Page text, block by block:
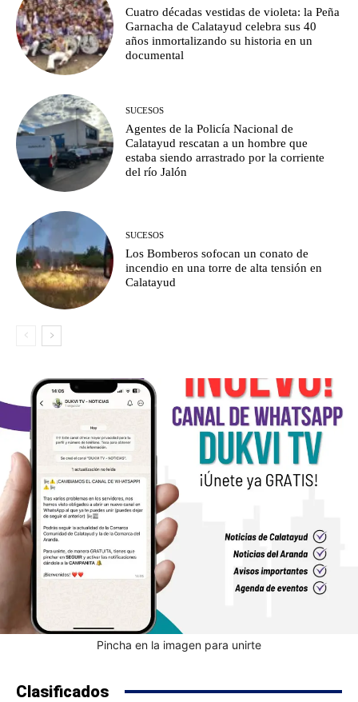
Cuatro décadas vestidas de violeta: la Peña
Garnacha de Calatayud celebra sus 40
años inmortalizando su historia en un
documental
SUCESOS
Agentes de la Policía Nacional de
Calatayud rescatan a un hombre que
estaba siendo arrastrado por la corriente
del río Jalón
SUCESOS
Los Bomberos sofocan un conato de
incendio en una torre de alta tensión en
Calatayud
Pincha en la imagen para unirte
Clasificados